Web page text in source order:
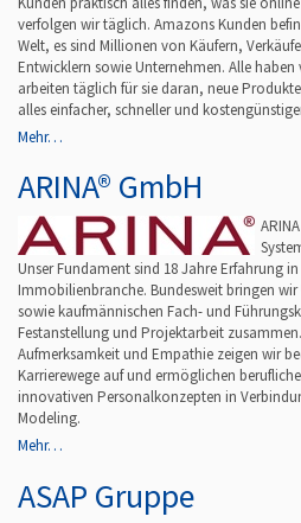
verfolgen wir täglich. Amazons Kunden
Welt, es sind Millionen von Käufern,
Entwicklern sowie Unternehmen. Alle haben
arbeiten täglich für sie daran, neue
alles einfacher, schneller und
Mehr…
ARINA® GmbH
Unser Fundament sind 18 Jahre Erfahrung
Immobilienbranche. Bundesweit bringen
sowie kaufmännischen Fach- und
Festanstellung und Projektarbeit
Aufmerksamkeit und Empathie zeigen wir
Karrierewege auf und ermöglichen
innovativen Personalkonzepten in
Modeling.
Mehr…
ASAP Gruppe